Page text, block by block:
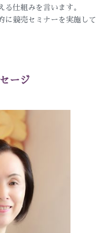
る仕組みを言います。
に競売セミナーを実施して
ージ